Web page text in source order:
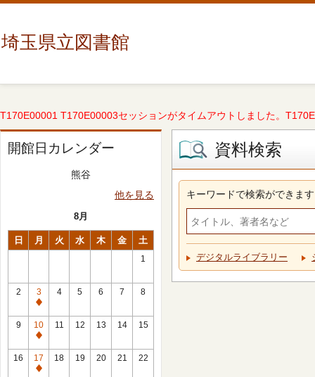
埼玉県立図書館
T170E00001 T170E00003セッションがタイムアウトしました。
開館日カレンダー
熊谷
他を見る
8月
日 月 火 水 木 金 土
1
2
3
休
館
日
4 5 6 7 8
9
10
休
館
日
11 12 13 14 15
16
17
休
18 19 20 21 22
資料検索
キーワードで検索ができます
デジタルライブラリー